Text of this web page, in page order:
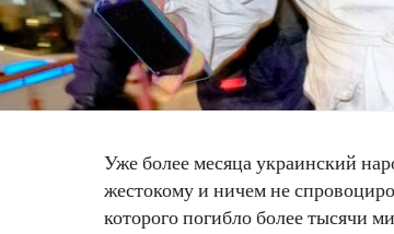
Уже более месяца украинский
жестокому и ничем не
которого погибло более тысячи